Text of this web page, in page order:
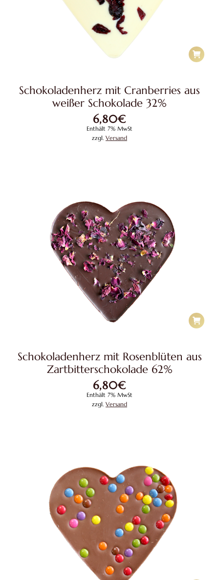
Schokoladenherz mit Cranberries aus
weißer Schokolade 32%
6,80€
Enthält 7% MwSt
zzgl. Versand
Schokoladenherz mit Rosenblüten aus
Zartbitterschokolade 62%
6,80€
Enthält 7% MwSt
zzgl. Versand